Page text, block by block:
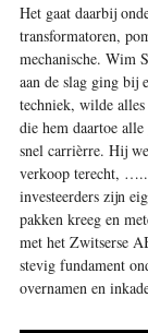
Het gaat daarbij
transformatoren,
mechanische. Wim
aan de slag ging bij
techniek, wilde
die hem daartoe
snel carrièrre. Hij
verkoop terecht, …..
investeerders zijn
pakken kreeg en
met het Zwitserse
stevig fundament
overnamen en